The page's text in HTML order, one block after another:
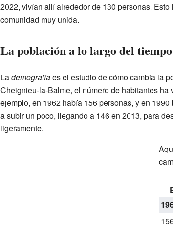
2022, vivían allí alrededor de 130 personas. Esto
comunidad muy unida.
La población a lo largo del tiempo
Lademografíaes el estudio de cómo cambia la
Cheignieu-la-Balme, el número de habitantes ha
ejemplo, en 1962 había 156 personas, y en
a subir un poco, llegando a 146 en 2013, para
ligeramente.